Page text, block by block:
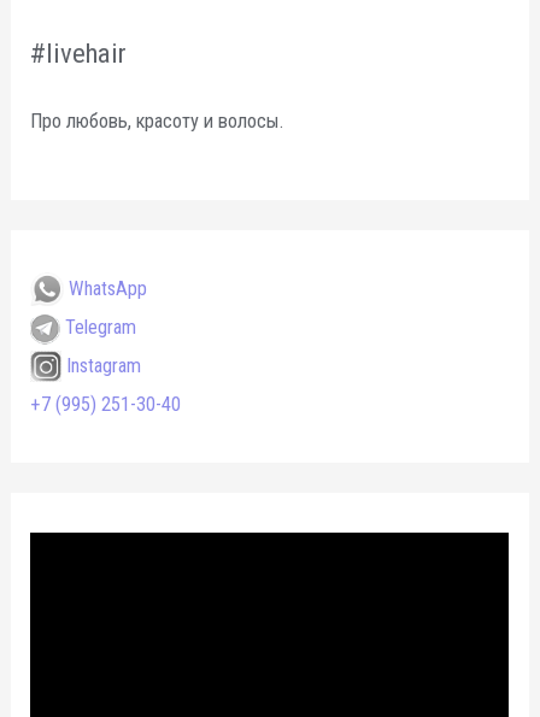
#livehair
Про любовь, красоту и волосы.
WhatsApp
Telegram
Instagram
+7 (995) 251-30-40